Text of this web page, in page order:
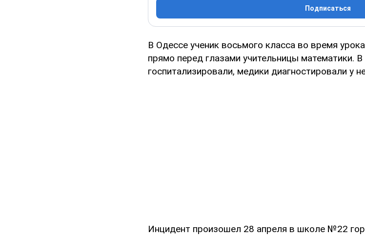
Подписаться
В Одессе ученик восьмого класса во время
прямо перед глазами учительницы математики. В
госпитализировали, медики диагностировали у
Инцидент произошел 28 апреля в школе №22